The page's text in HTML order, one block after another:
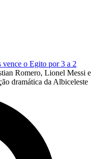
o Egito por 3 a 2
Romero, Lionel Messi e
dramática da Albiceleste